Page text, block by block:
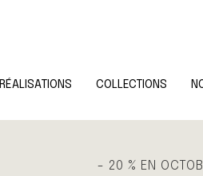
RÉALISATIONS COLLECTIONS
- 20 % EN